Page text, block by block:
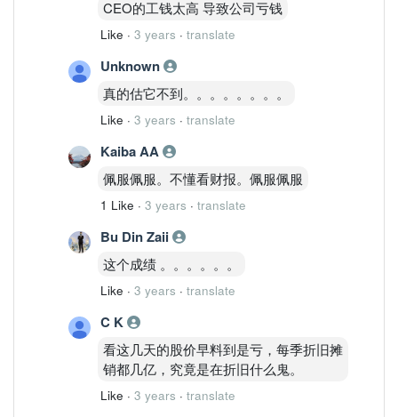
CEO的工钱太高 导致公司亏钱
Like · 3 years · translate
Unknown
真的估它不到。。。。。。。。
Like · 3 years · translate
Kaiba AA
佩服佩服。不懂看财报。佩服佩服
1 Like · 3 years · translate
Bu Din Zaii
这个成绩 。。。。。。
Like · 3 years · translate
C K
看这几天的股价早料到是亏，每季折旧摊
销都几亿，究竟是在折旧什么鬼。
Like · 3 years · translate